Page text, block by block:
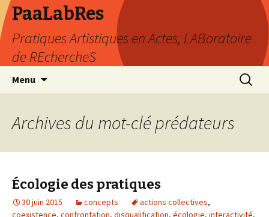
PaaLabRes
Pratiques Artistiques en Actes, LABoratoire
de REchercheS
Menu
principal
Archives du mot-clé prédateurs
Écologie des pratiques
30 juin 2015 concepts actions collectives,
coexistence, confrontation, disqualification, écologie, interactivité,